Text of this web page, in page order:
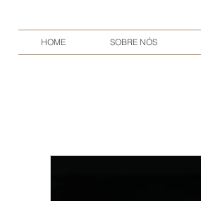
HOME SOBRE NÓS